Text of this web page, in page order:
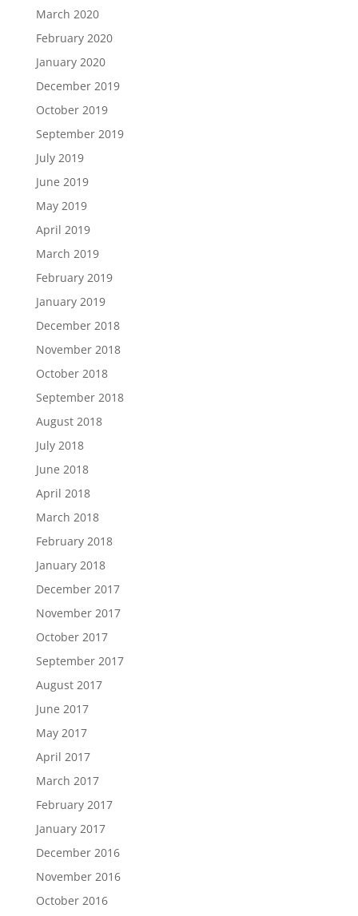
March 2020
February 2020
January 2020
December 2019
October 2019
September 2019
July 2019
June 2019
May 2019
April 2019
March 2019
February 2019
January 2019
December 2018
November 2018
October 2018
September 2018
August 2018
July 2018
June 2018
April 2018
March 2018
February 2018
January 2018
December 2017
November 2017
October 2017
September 2017
August 2017
June 2017
May 2017
April 2017
March 2017
February 2017
January 2017
December 2016
November 2016
October 2016